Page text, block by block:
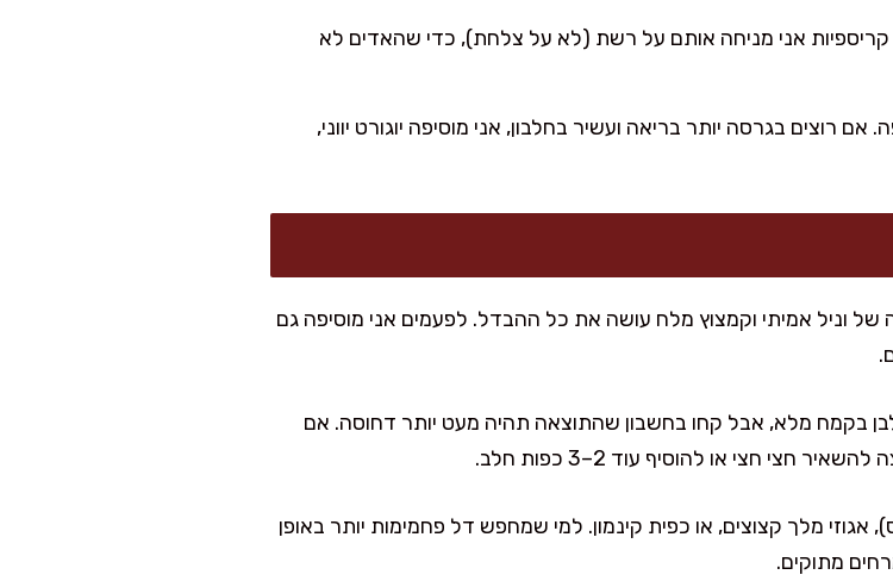
קריספיות אני מניחה אותם על רשת (לא על צלחת), כדי שהאדים לא
רוצים בגרסה יותר בריאה ועשיר בחלבון, אני מוסיפה יוגורט יווני,
וניל אמיתי וקמצוץ מלח עושה את כל ההבדל. לפעמים אני מוסיפה גם
בקמח מלא, אבל קחו בחשבון שהתוצאה תהיה מעט יותר דחוסה. אם
חצי או להוסיף עוד 2–3 כפות חלב.
שאני עושה בבית: שוקולד צ׳יפס (כ-1/3 כוס), אגוזי מלך קצוצים, או כפית קינמון. למי שמחפש דל פחמימות יותר באופן
מתוקים.